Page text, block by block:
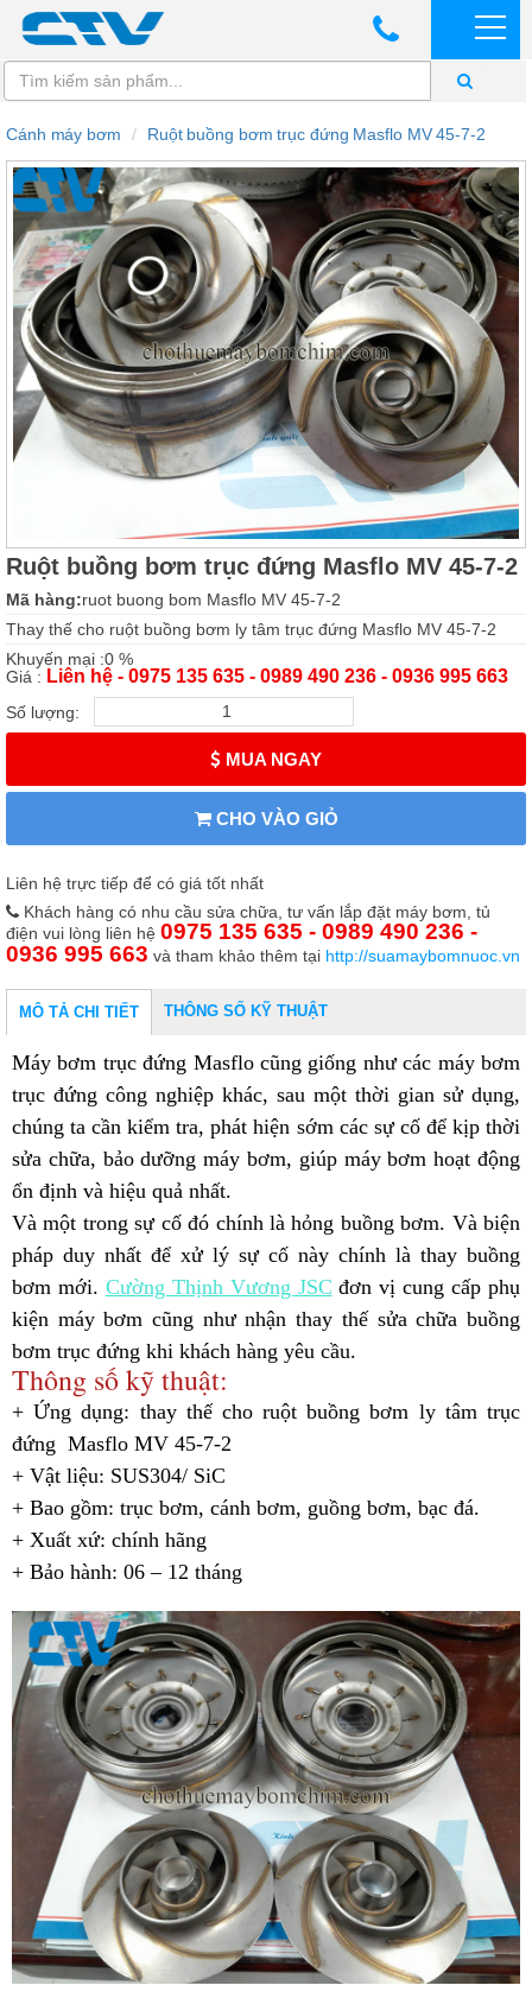
Cánh máy bơm Ruột buồng bơm trục đứng Masflo MV 45-7-2
Ruột buồng bơm trục đứng Masflo MV 45-7-2
Mã hàng:ruot buong bom Masflo MV 45-7-2
Thay thế cho ruột buồng bơm ly tâm trục đứng Masflo MV 45-7-2
Khuyến mại :0 %
Giá : Liên hệ - 0975 135 635 - 0989 490 236 - 0936 995 663
Số lượng:
MUA NGAY
CHO VÀO GIỎ
Liên hệ trực tiếp để có giá tốt nhất
Khách hàng có nhu cầu sửa chữa, tư vấn lắp đặt máy bơm, tủ
điện vui lòng liên hệ 0975 135 635 - 0989 490 236 -
0936 995 663 và tham khảo thêm tại http://suamaybomnuoc.vn
MÔ TẢ CHI TIẾT THÔNG SỐ KỸ THUẬT
Máy bơm trục đứng Masflo cũng giống như các máy bơm
trục đứng công nghiệp khác, sau một thời gian sử dụng,
chúng ta cần kiểm tra, phát hiện sớm các sự cố để kịp thời
sửa chữa, bảo dưỡng máy bơm, giúp máy bơm hoạt động
ổn định và hiệu quả nhất.
Và một trong sự cố đó chính là hỏng buồng bơm. Và biện
pháp duy nhất để xử lý sự cố này chính là thay buồng
bơm mới. Cường Thịnh Vương JSC đơn vị cung cấp phụ
kiện máy bơm cũng như nhận thay thế sửa chữa buồng
bơm trục đứng khi khách hàng yêu cầu.
Thông số kỹ thuật:
+ Ứng dụng: thay thế cho ruột buồng bơm ly tâm trục
đứng Masflo MV 45-7-2
+ Vật liệu: SUS304/ SiC
+ Bao gồm: trục bơm, cánh bơm, guồng bơm, bạc đá.
+ Xuất xứ: chính hãng
+ Bảo hành: 06 – 12 tháng